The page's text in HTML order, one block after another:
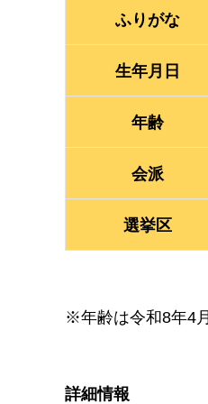
ふりがな
生年月日
年齢
会派
選挙区
※年齢は令和8年4
詳細情報